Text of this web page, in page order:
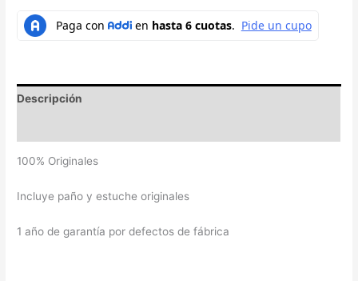
Descripción
100% Originales
Incluye paño y estuche originales
1 año de garantía por defectos de fábrica